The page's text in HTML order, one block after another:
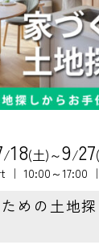
/18(土)～9/27
｜ 10:00～17:00 ｜
めの土地